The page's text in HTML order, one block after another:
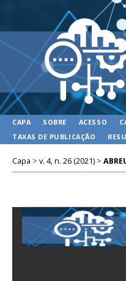
CAPA SOBRE ACESSO
TAXAS DE PUBLICAÇÃO
Capa > v. 4, n. 26 (2021) >